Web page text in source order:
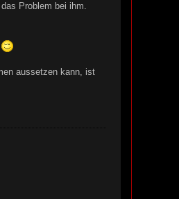
Problem bei ihm.
aussetzen kann, ist